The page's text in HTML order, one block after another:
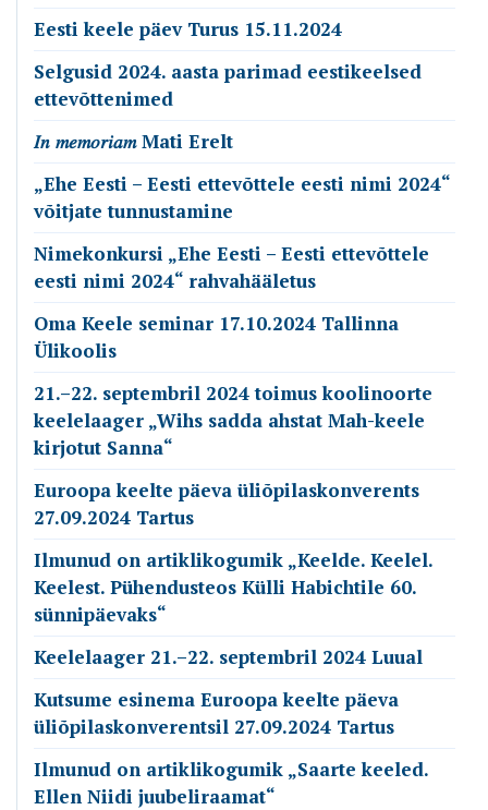
Eesti keele päev Turus 15.11.2024
Selgusid 2024. aasta parimad eestikeelsed
ettevõttenimed
𝐼𝑛 𝑚𝑒𝑚𝑜𝑟𝑖𝑎𝑚 Mati Erelt
„Ehe Eesti – Eesti ettevõttele eesti nimi 2024“
võitjate tunnustamine
Nimekonkursi „Ehe Eesti – Eesti ettevõttele
eesti nimi 2024“ rahvahääletus
Oma Keele seminar 17.10.2024 Tallinna
Ülikoolis
21.–22. septembril 2024 toimus koolinoorte
keelelaager „Wihs sadda ahstat Mah-keele
kirjotut Sanna“
Euroopa keelte päeva üliõpilaskonverents
27.09.2024 Tartus
Ilmunud on artiklikogumik „Keelde. Keelel.
Keelest. Pühendusteos Külli Habichtile 60.
sünnipäevaks“
Keelelaager 21.–22. septembril 2024 Luual
Kutsume esinema Euroopa keelte päeva
üliõpilaskonverentsil 27.09.2024 Tartus
Ilmunud on artiklikogumik „Saarte keeled.
Ellen Niidi juubeliraamat“